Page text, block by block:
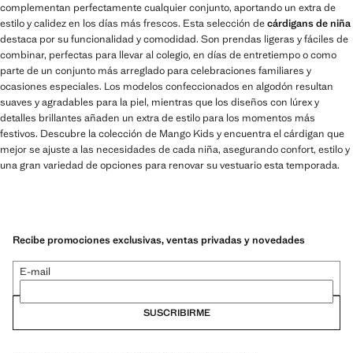
complementan perfectamente cualquier conjunto, aportando un extra de
estilo y calidez en los días más frescos. Esta selección decárdigans de niña
destaca por su funcionalidad y comodidad. Son prendas ligeras y fáciles de
combinar, perfectas para llevar al colegio, en días de entretiempo o como
parte de un conjunto más arreglado para celebraciones familiares y
ocasiones especiales. Los modelos confeccionados en algodón resultan
suaves y agradables para la piel, mientras que los diseños con lúrex y
detalles brillantes añaden un extra de estilo para los momentos más
festivos. Descubre la colección de Mango Kids y encuentra el cárdigan que
mejor se ajuste a las necesidades de cada niña, asegurando confort, estilo y
una gran variedad de opciones para renovar su vestuario esta temporada.
Recibe promociones exclusivas, ventas privadas y novedades
E-mail
SUSCRIBIRME